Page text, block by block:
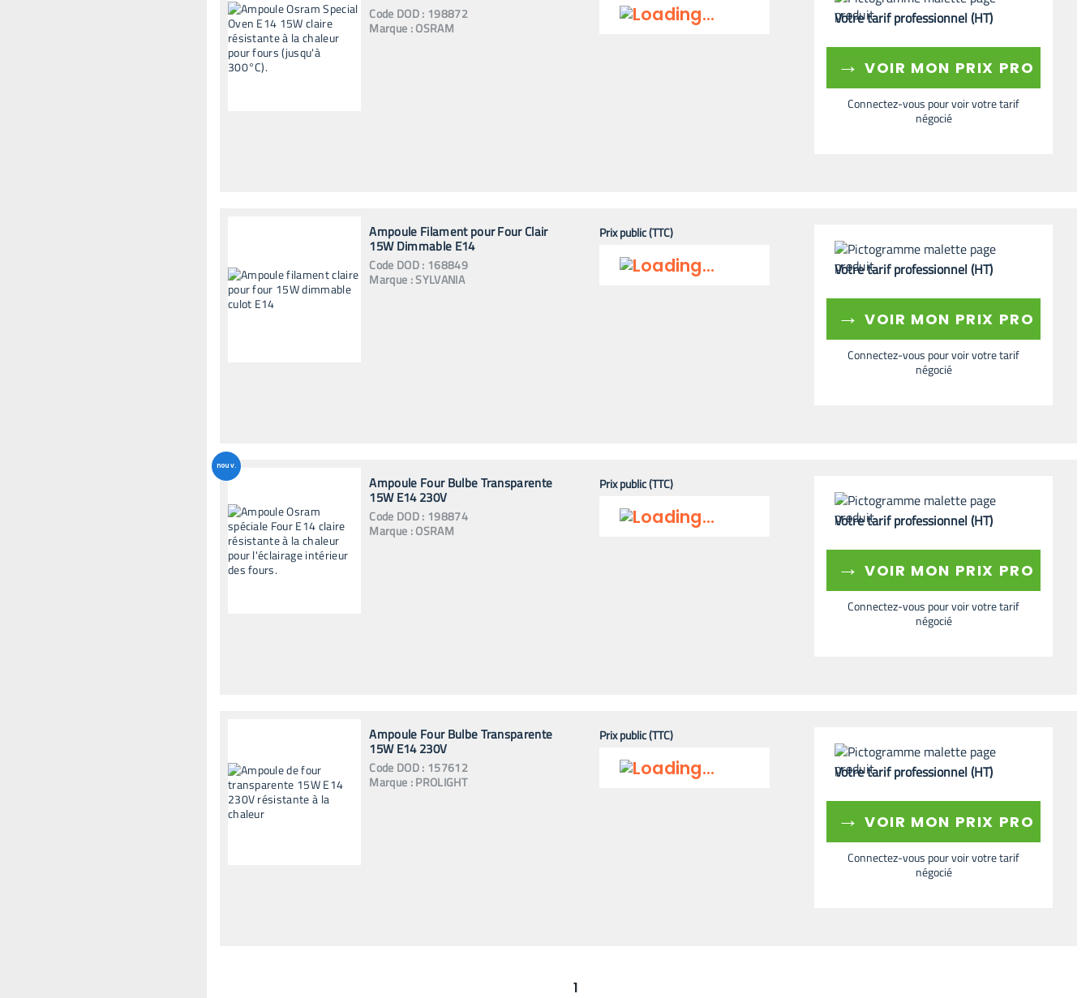
Code DOD: 198872
Marque :OSRAM
Votre tarif professionnel (HT)
→ VOIR MON PRIX PRO
Connectez-vous pour voir votre tarif
négocié
Ampoule Filament pour Four Clair
15W Dimmable E14
Code DOD: 168849
Marque :SYLVANIA
Prix public (TTC)
Votre tarif professionnel (HT)
→ VOIR MON PRIX PRO
Connectez-vous pour voir votre tarif
négocié
nouv.
Ampoule Four Bulbe Transparente
15W E14 230V
Code DOD: 198874
Marque :OSRAM
Prix public (TTC)
Votre tarif professionnel (HT)
→ VOIR MON PRIX PRO
Connectez-vous pour voir votre tarif
négocié
Ampoule Four Bulbe Transparente
15W E14 230V
Code DOD: 157612
Marque :PROLIGHT
Prix public (TTC)
Votre tarif professionnel (HT)
→ VOIR MON PRIX PRO
Connectez-vous pour voir votre tarif
négocié
1